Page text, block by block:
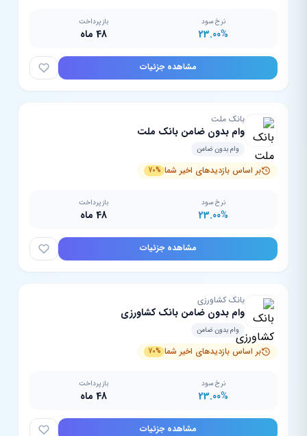
نرخ سود
23.00%
بازپرداخت
48 ماه
مشاهده جزئیات
بانک ملت
وام بدون ضامن بانک ملت
وام بدون ضامن
بر اساس بازدیدهای اخیر شما 70%
نرخ سود
23.00%
بازپرداخت
48 ماه
مشاهده جزئیات
بانک کشاورزی
وام بدون ضامن بانک کشاورزی
وام بدون ضامن
بر اساس بازدیدهای اخیر شما 70%
نرخ سود
23.00%
بازپرداخت
48 ماه
مشاهده جزئیات